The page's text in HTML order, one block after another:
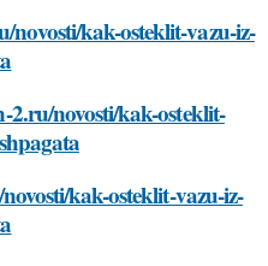
novosti/kak-osteklit-vazu-iz-
novosti/kak-osteklit-
kak-osteklit-vazu-iz-